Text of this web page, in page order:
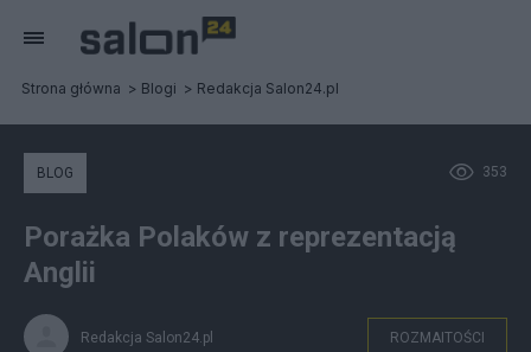
Strona główna Blogi Redakcja Salon24.pl
353
BLOG
Porażka Polaków z reprezentacją
Anglii
Redakcja Salon24.pl ROZMAITOŚCI